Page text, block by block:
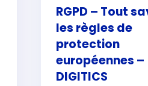
RGPD – Tout
les règles de
protection
européennes –
DIGITICS